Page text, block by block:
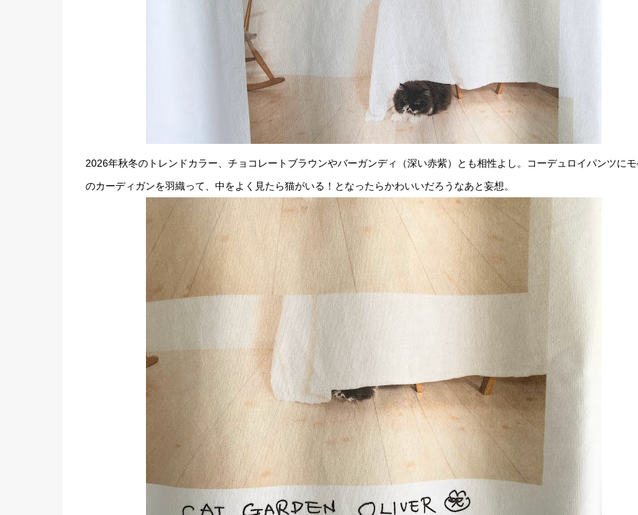
2026年秋冬のトレンドカラー、チョコレートブラウンやバーガンディ（深い赤紫）とも相性よし。コーデュロイパンツに
のカーディガンを羽織って、中をよく見たら猫がいる！となったらかわいいだろうなあと妄想。